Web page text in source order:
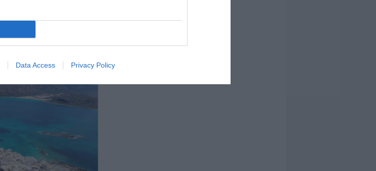
Data Access Privacy Policy